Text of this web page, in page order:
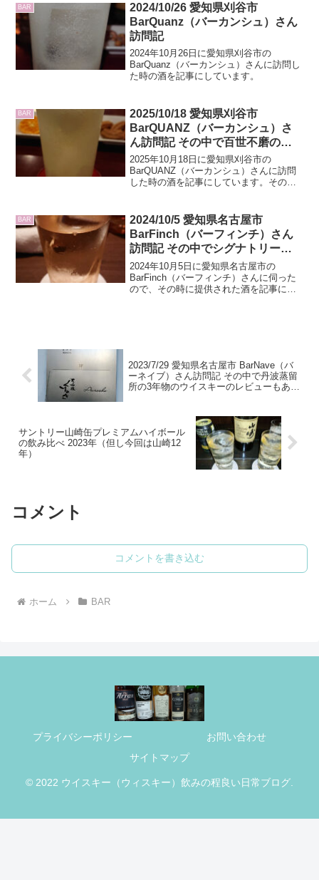
BAR
2024/10/26 愛知県刈谷市
BarQuanz（バーカンシュ）さん
訪問記
2024年10月26日に愛知県刈谷市の
BarQuanz（バーカンシュ）さんに訪問し
た時の酒を記事にしています。
BAR
2025/10/18 愛知県刈谷市
BarQUANZ（バーカンシュ）さ
ん訪問記 その中で百世不磨の御
岳他4種ウイスキーのレビューも
しています
2025年10月18日に愛知県刈谷市の
BarQUANZ（バーカンシュ）さんに訪問
した時の酒を記事にしています。その中
BAR
2024/10/5 愛知県名古屋市
BarFinch（バーフィンチ）さん
訪問記 その中でシグナトリーの
グレンアイラ37年のレビューもあ
り
2024年10月5日に愛知県名古屋市の
BarFinch（バーフィンチ）さんに伺った
ので、その時に提供された酒を記事にし
2023/7/29 愛知県名古屋市 BarNave（バ
ーネイブ）さん訪問記 その中で丹波蒸留
所の3年物のウイスキーのレビューもあり
サントリー山崎缶プレミアムハイボール
の飲み比べ 2023年（但し今回は山崎12
年）
コメント
コメントを書き込む
ホーム BAR
プライバシーポリシー
お問い合わせ
サイトマップ
© 2022 ウイスキー（ウィスキー）飲みの程良い日常ブログ.